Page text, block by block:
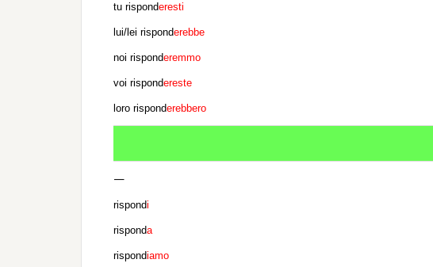
tu risponderesti
lui/lei risponderebbe
noi risponderemmo
voi rispondereste
loro risponderebbero
—
rispondi
risponda
rispondiamo